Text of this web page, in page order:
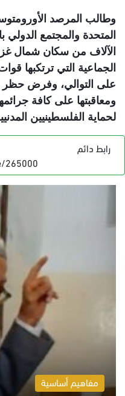
وطالب المرصد
المتحدة والمجتمع الدولي
الآلاف من سكان شمال
الجماعية التي ترتكبها
على التوالي، وفرض حظر
ومعاقبتها على كافة
لحماية الفلسطينيين
رابط دائم
265000
مفاهيم أساسية